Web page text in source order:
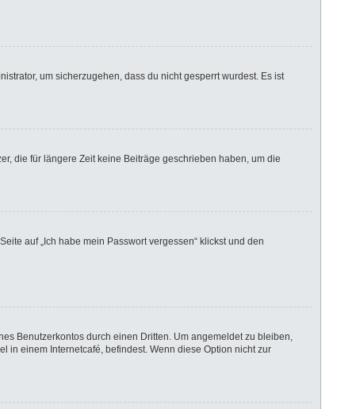
um sicherzugehen, dass du nicht gesperrt wurdest. Es ist
die für längere Zeit keine Beiträge geschrieben haben, um die
auf „Ich habe mein Passwort vergessen“ klickst und den
Benutzerkontos durch einen Dritten. Um angemeldet zu bleiben,
in einem Internetcafé, befindest. Wenn diese Option nicht zur